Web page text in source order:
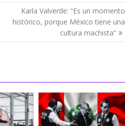
Karla Valverde: “Es un momento
histórico, porque México tiene una
cultura machista”